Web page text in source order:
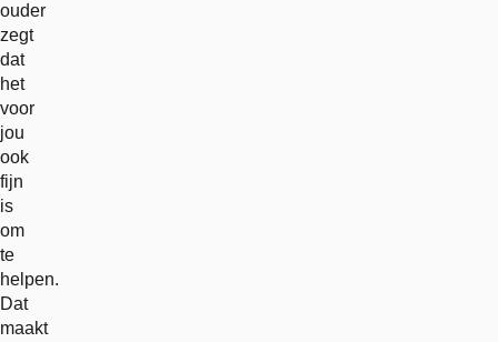
ouder
zegt
dat
het
voor
jou
ook
fijn
is
om
te
helpen.
Dat
maakt